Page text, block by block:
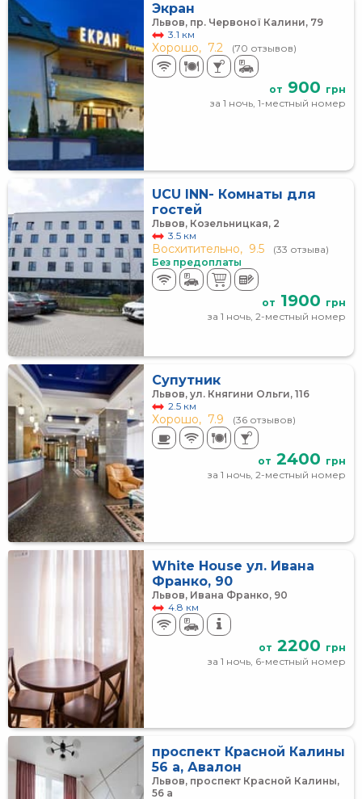
Экран
Львов, пр. Червоної Калини, 79
3.1 км
Хорошо, 7.2 (70 отзывов)
от 900 грн
за 1 ночь, 1-местный номер
UCU INN- Комнаты для
гостей
Львов, Козельницкая, 2
3.5 км
Восхитительно, 9.5
(33 отзыва)
Без предоплаты
от 1900 грн
за 1 ночь, 2-местный номер
Супутник
Львов, ул. Княгини Ольги, 116
2.5 км
Хорошо, 7.9 (36 отзывов)
от 2400 грн
за 1 ночь, 2-местный номер
White House ул. Ивана
Франко, 90
Львов, Ивана Франко, 90
4.8 км
от 2200 грн
за 1 ночь, 6-местный номер
проспект Красной Калины
56 а, Авалон
Львов, проспект Красной Калины,
56 а